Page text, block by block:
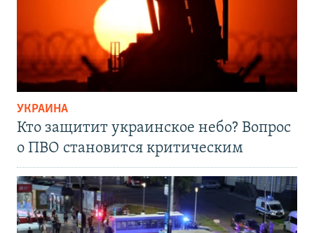
УКРАИНА
Кто защитит украинское небо? Вопрос
о ПВО становится критическим